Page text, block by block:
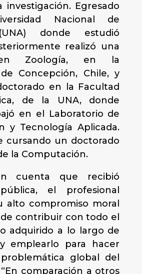
investigación. Egresado
Nacional de
donde estudió
realizó una
Zoología, en la
Concepción, Chile, y
en la Facultad
de la UNA, donde
en el Laboratorio de
y Tecnología Aplicada.
cursando un doctorado
la Computación.
cuenta que recibió
el profesional
alto compromiso moral
contribuir con todo el
adquirido a lo largo de
emplearlo para hacer
global del
comparación a otros